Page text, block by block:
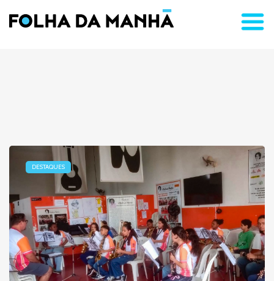
DESTAQUES